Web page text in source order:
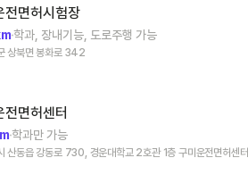
전면허시험장
학과, 장내기능, 도로주행 가능
상북면 봉화로 342
전면허센터
학과만 가능
산동읍 강동로 730, 경운대학교 2호관 1층 구미운전면허센터